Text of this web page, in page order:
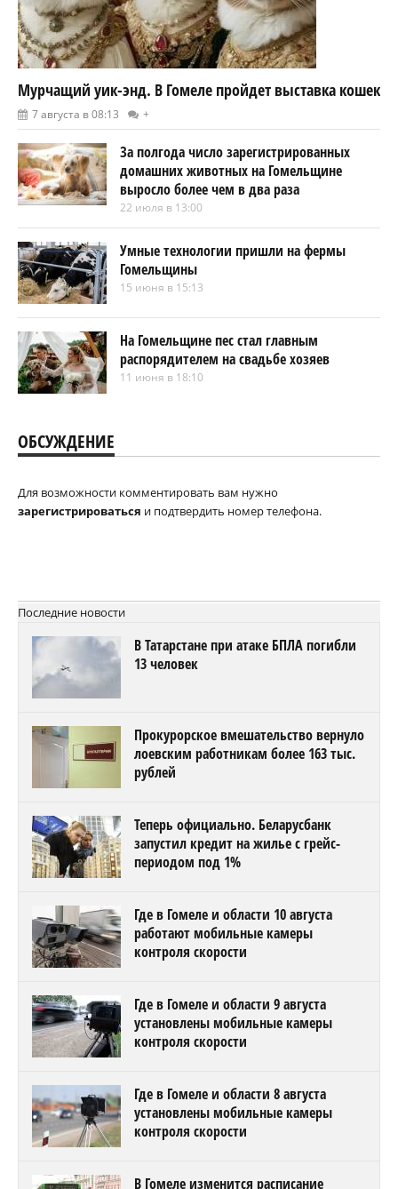
Мурчащий уик-энд. В Гомеле пройдет выставка кошек
7 августа в 08:13 +
За полгода число зарегистрированных
домашних животных на Гомельщине
выросло более чем в два раза
22 июля в 13:00
Умные технологии пришли на фермы
Гомельщины
15 июня в 15:13
На Гомельщине пес стал главным
распорядителем на свадьбе хозяев
11 июня в 18:10
ОБСУЖДЕНИЕ
Для возможности комментировать вам нужно
зарегистрироваться и подтвердить номер телефона.
Последние новости
В Татарстане при атаке БПЛА погибли
13 человек
Прокурорское вмешательство вернуло
лоевским работникам более 163 тыс.
рублей
Теперь официально. Беларусбанк
запустил кредит на жилье с грейс-
периодом под 1%
Где в Гомеле и области 10 августа
работают мобильные камеры
контроля скорости
Где в Гомеле и области 9 августа
установлены мобильные камеры
контроля скорости
Где в Гомеле и области 8 августа
установлены мобильные камеры
контроля скорости
В Гомеле изменится расписание